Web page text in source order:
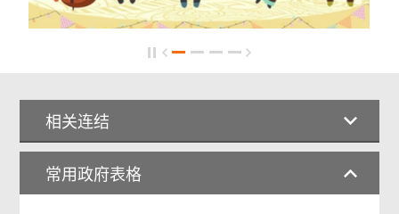
相关连结
常用政府表格